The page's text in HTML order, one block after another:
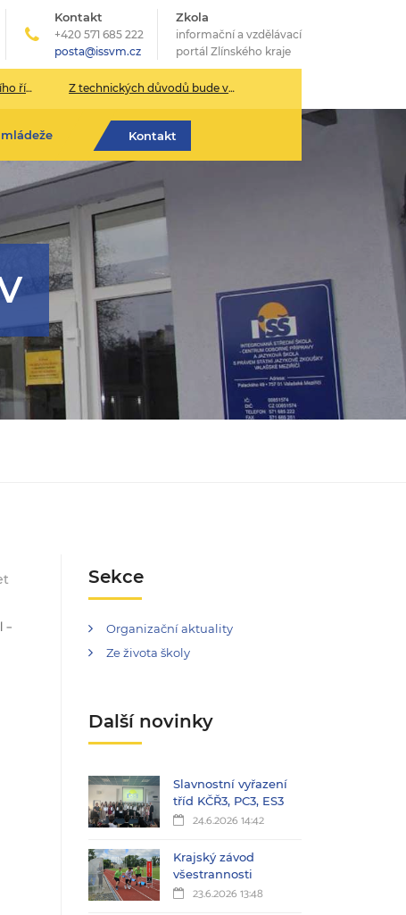
Kontakt
+420 571 685 222
posta@issvm.cz
Zkola
informační a vzdělávací
portál Zlínského kraje
2027 Z technických důvodů bude v pondělí 13. července sekretariát školy uzavřen.
Kontakt
–
Sekce
Organizační aktuality
Ze života školy
Další novinky
Slavnostní vyřazení
tříd KČŘ3, PC3, ES3
24.6.2026 14:42
Krajský závod
všestrannosti
23.6.2026 13:48